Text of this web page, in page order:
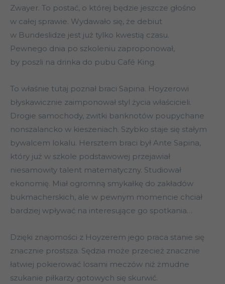
Zwayer. To postać, o której będzie jeszcze głośno
w całej sprawie. Wydawało się, że debiut
w Bundeslidze jest już tylko kwestią czasu.
Pewnego dnia po szkoleniu zaproponował,
by poszli na drinka do pubu Café King.
To właśnie tutaj poznał braci Sapina. Hoyzerowi
błyskawicznie zaimponował styl życia właścicieli.
Drogie samochody, zwitki banknotów poupychane
nonszalancko w kieszeniach. Szybko staje się stałym
bywalcem lokalu. Hersztem braci był Ante Sapina,
który już w szkole podstawowej przejawiał
niesamowity talent matematyczny. Studiował
ekonomię. Miał ogromną smykałkę do zakładów
bukmacherskich, ale w pewnym momencie chciał
bardziej wpływać na interesujące go spotkania…
Dzięki znajomości z Hoyzerem jego praca stanie się
znacznie prostsza. Sędzia może przecież znacznie
łatwiej pokierować losami meczów niż żmudne
szukanie piłkarzy gotowych się skurwić.